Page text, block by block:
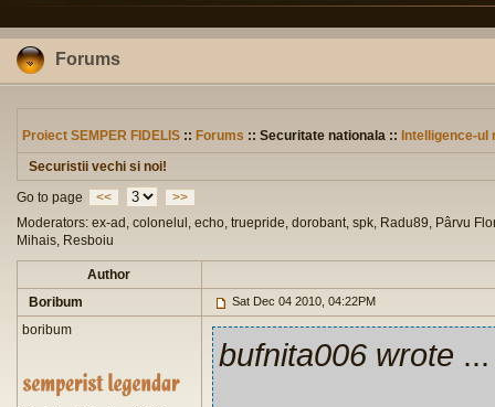
Forums
Proiect SEMPER FIDELIS :: Forums :: Securitate nationala :: Intelligence-ul
Securistii vechi si noi!
Go to page
<<
>>
Moderators: ex-ad, colonelul, echo, truepride, dorobant, spk, Radu89, Pârvu
Mihais, Resboiu
Author
Boribum
Sat Dec 04 2010, 04:22PM
boribum
bufnita006 wrote ...